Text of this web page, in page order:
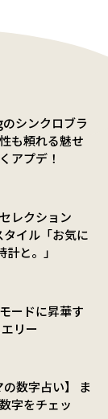
のシンクロブラ
も頼れる魅せ
アプデ！
レクション
イル「お気に
と。」
ードに昇華す
リー
の数字占い】 ま
字をチェッ